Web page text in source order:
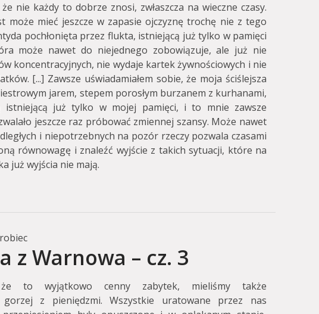
że nie każdy to dobrze znosi, zwłaszcza na wieczne czasy.
może mieć jeszcze w zapasie ojczyznę trochę nie z tego
pochłonięta przez flukta, istniejącą już tylko w pamięci
może nawet do niejednego zobowiązuje, ale już nie
koncentracyjnych, nie wydaje kartek żywnościowych i nie
[...] Zawsze uświadamiałem sobie, że moja ściślejsza
jarem, stepem porosłym burzanem z kurhanami,
istniejącą już tylko w mojej pamięci, i to mnie zawsze
jeszcze raz próbować zmiennej szansy. Może nawet
i niepotrzebnych na pozór rzeczy pozwala czasami
równowagę i znaleźć wyjście z takich sytuacji, które na
już wyjścia nie mają.
z Warnowa – cz. 3
że to wyjątkowo cenny zabytek, mieliśmy także
gorzej z pieniędzmi. Wszystkie uratowane przez nas